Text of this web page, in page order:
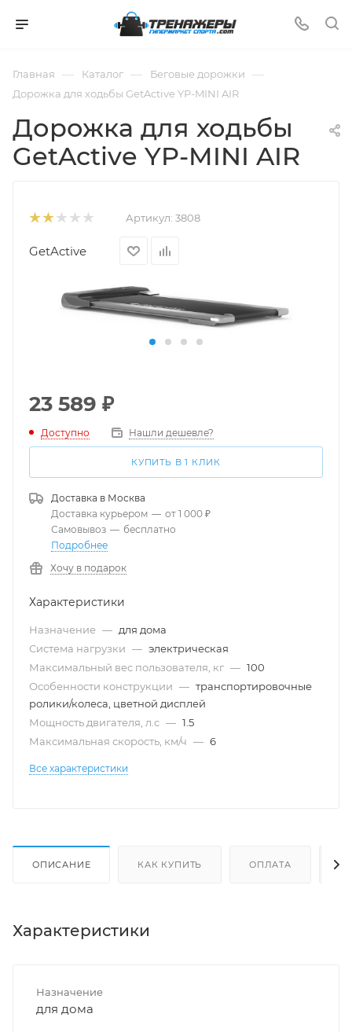
Главная — Каталог — Беговые дорожки —
Дорожка для ходьбы GetActive YP-MINI AIR
Дорожка для ходьбы
GetActive YP-MINI AIR
Артикул: 3808
GetActive
23 589 ₽
Доступно Нашли дешевле?
КУПИТЬ В 1 КЛИК
Доставка в Москва
Доставка курьером — от 1 000 ₽
Самовывоз — бесплатно
Подробнее
Хочу в подарок
Характеристики
Назначение — для дома
Система нагрузки — электрическая
Максимальный вес пользователя, кг — 100
Особенности конструкции — транспортировочные
ролики/колеса, цветной дисплей
Мощность двигателя, л.с — 1.5
Максимальная скорость, км/ч — 6
Все характеристики
ОПИСАНИЕ КАК КУПИТЬ ОПЛАТА
Характеристики
Назначение
для дома